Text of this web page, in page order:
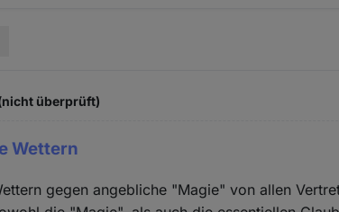
überprüft)
Wettern
gegen angebliche "Magie" von allen